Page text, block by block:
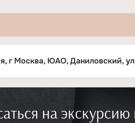
ЖК «Нагатино
Бизнес
г Москва, ЮАО, Даниловский,
на